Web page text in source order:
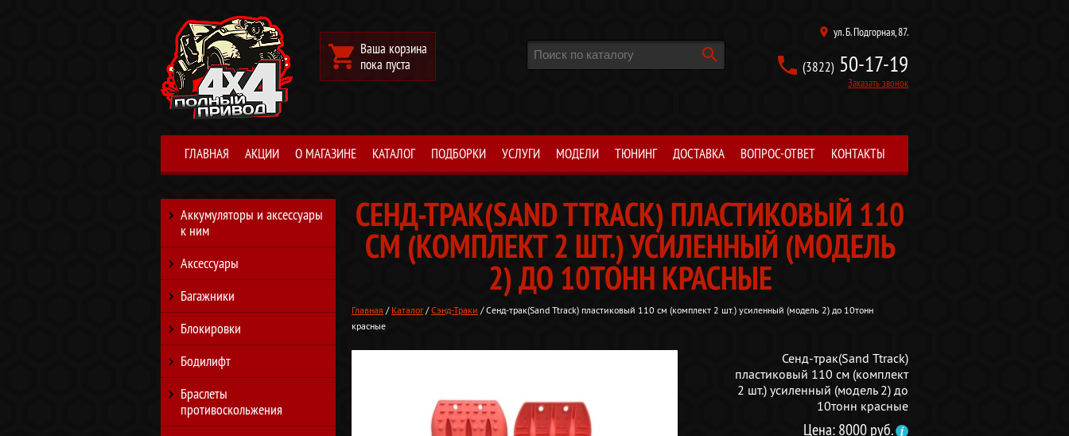
(3822) 50-17-19
Заказать звонок
ул. Б. Подгорная, 87.
Ваша корзина
пока пуста
ГЛАВНАЯ АКЦИИ О МАГАЗИНЕ КАТАЛОГ ПОДБОРКИ УСЛУГИ МОДЕЛИ ТЮНИНГ ДОСТАВКА ВОПРОС-ОТВЕТ КОНТАКТЫ
СЕНД-ТРАК(SAND TTRACK) ПЛАСТИКОВЫЙ 110
СМ (КОМПЛЕКТ 2 ШТ.) УСИЛЕННЫЙ (МОДЕЛЬ
2) ДО 10ТОНН КРАСНЫЕ
Главная / Каталог/Сэнд-Траки / Сенд-трак(Sand Ttrack) пластиковый 110 см (комплект 2 шт.) усиленный (модель 2) до 10тонн
красные
Сенд-трак(Sand Ttrack)
пластиковый 110 см (комплект
2 шт.) усиленный (модель 2) до
10тонн красные
Цена: 8000 руб.
Аккумуляторы и аксессуары
к ним
Аксессуары
Багажники
Блокировки
Бодилифт
Браслеты
противоскольжения